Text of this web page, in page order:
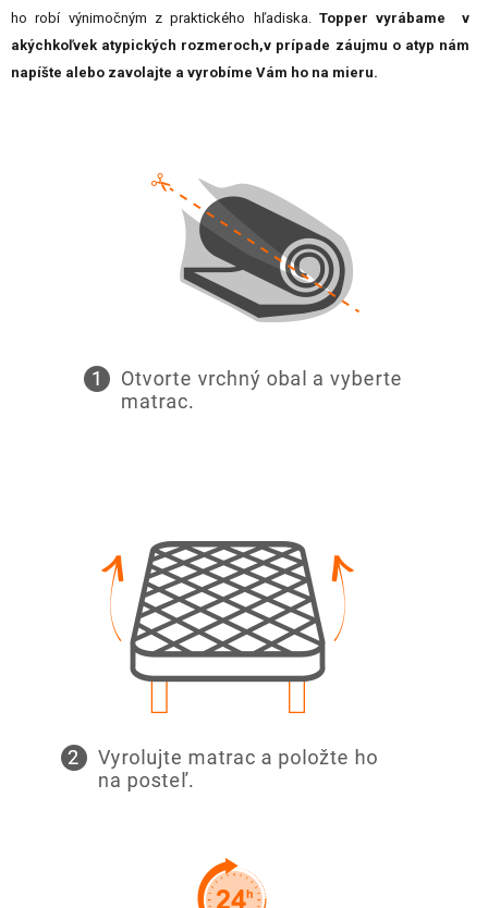
ho robí výnimočným z praktického hľadiska. Topper vyrábame v
akýchkoľvek atypických rozmeroch,v prípade záujmu o atyp nám
napíšte alebo zavolajte a vyrobíme Vám ho na mieru.